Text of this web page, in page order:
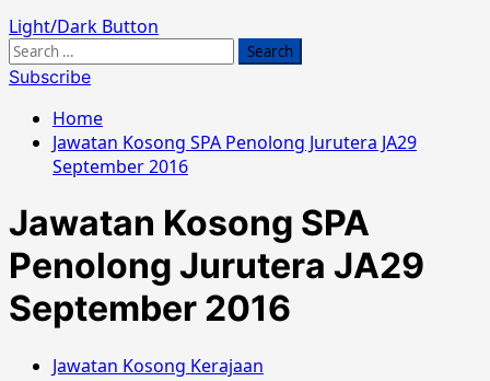
Primary
Menu
Light/Dark Button
Search
for:
Subscribe
Home
Jawatan Kosong SPA Penolong Jurutera JA29
September 2016
Jawatan Kosong SPA
Penolong Jurutera JA29
September 2016
Jawatan Kosong Kerajaan